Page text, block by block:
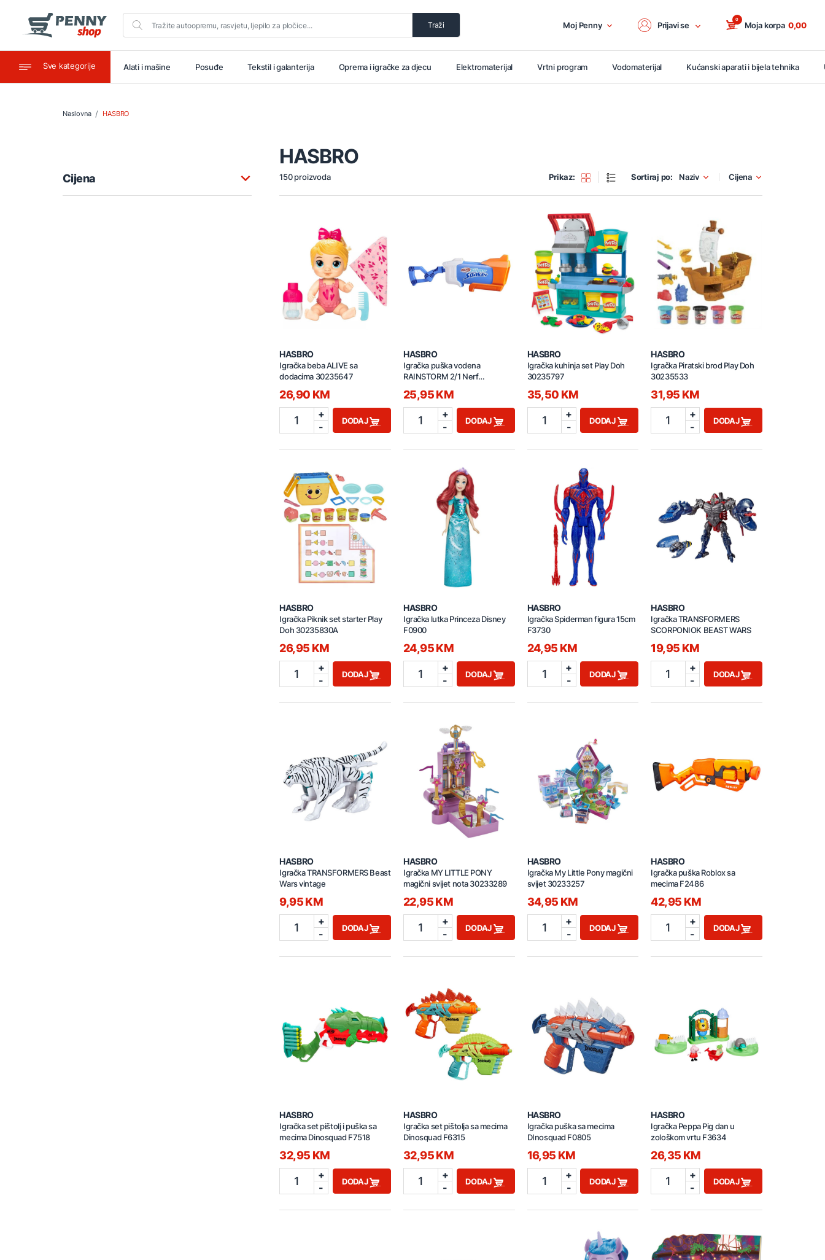
Traži Moj Penny Prijavi se Moja korpa
0
0,00
Sve kategorije
Ugostiteljstvo Alati i mašine Posuđe Tekstil i galanterija Oprema i igračke za djecu Elektromaterijal Vrtni program Vodomaterijal Kućanski aparati i bijela tehnika
Naslovna HASBRO
HASBRO
150 proizvoda Prikaz: Sortiraj po: Naziv Cijena
Cijena
HASBRO
Igračka beba ALIVE sa
dodacima 30235647
26,90 KM
1
+
-
DODAJ
HASBRO
Igračka puška vodena
RAINSTORM 2/1 Nerf
25,95 KM
1
+
-
DODAJ
HASBRO
Igračka kuhinja set Play Doh
30235797
35,50 KM
1
+
-
DODAJ
HASBRO
Igračka Piratski brod Play Doh
30235533
31,95 KM
1
+
-
DODAJ
HASBRO
Igračka Piknik set starter Play
Doh 30235830A
26,95 KM
1
+
-
DODAJ
HASBRO
Igračka lutka Princeza Disney
F0900
24,95 KM
1
+
-
DODAJ
HASBRO
Igračka Spiderman figura 15cm
F3730
24,95 KM
1
+
-
DODAJ
HASBRO
Igračka TRANSFORMERS
SCORPONIOK BEAST WARS
19,95 KM
1
+
-
DODAJ
HASBRO
Igračka TRANSFORMERS Beast
Wars vintage
9,95 KM
1
+
-
DODAJ
HASBRO
Igračka MY LITTLE PONY
magični svijet nota 30233289
22,95 KM
1
+
-
DODAJ
HASBRO
Igračka My Little Pony magični
svijet 30233257
34,95 KM
1
+
-
DODAJ
HASBRO
Igračka puška Roblox sa
mecima F2486
42,95 KM
1
+
-
DODAJ
HASBRO
Igračka set pištolj i puška sa
mecima Dinosquad F7518
32,95 KM
1
+
-
DODAJ
HASBRO
Igračka set pištolja sa mecima
Dinosquad F6315
32,95 KM
1
+
-
DODAJ
HASBRO
Igračka puška sa mecima
DInosquad F0805
16,95 KM
1
+
-
DODAJ
HASBRO
Igračka Peppa Pig dan u
zološkom vrtu F3634
26,35 KM
1
+
-
DODAJ